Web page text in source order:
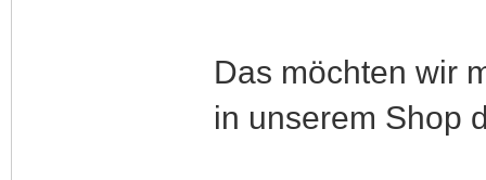
Das möchten wir
in unserem Shop